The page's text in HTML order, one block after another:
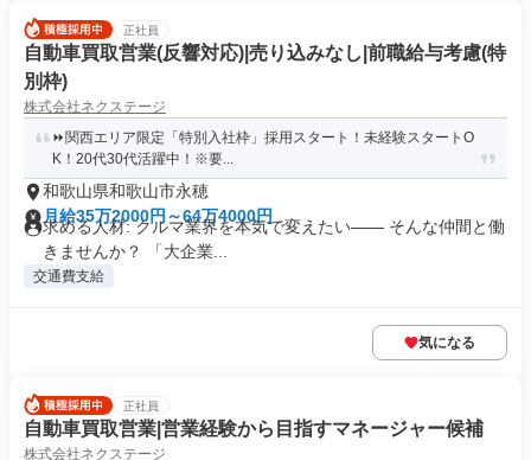
正社員
自動車買取営業(反響対応)|売り込みなし|前職給与考慮(特
別枠)
株式会社ネクステージ
⏩️関西エリア限定「特別入社枠」採用スタート！未経験スタートO
K！20代30代活躍中！※要...
和歌山県和歌山市永穂
月給35万2000円～64万4000円
求める人材: クルマ業界を本気で変えたい―― そんな仲間と働
きませんか？ 「大企業...
交通費支給
気になる
正社員
自動車買取営業|営業経験から目指すマネージャー候補
株式会社ネクステージ